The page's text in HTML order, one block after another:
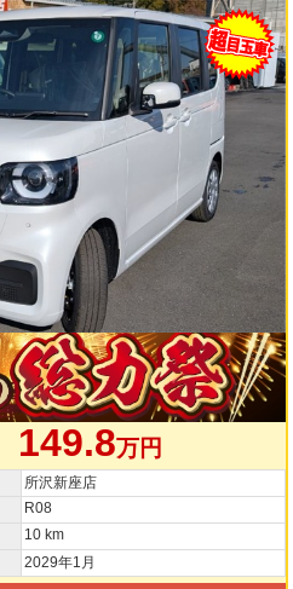
149.8万円
所沢新座店
R08
10 km
2029年1月